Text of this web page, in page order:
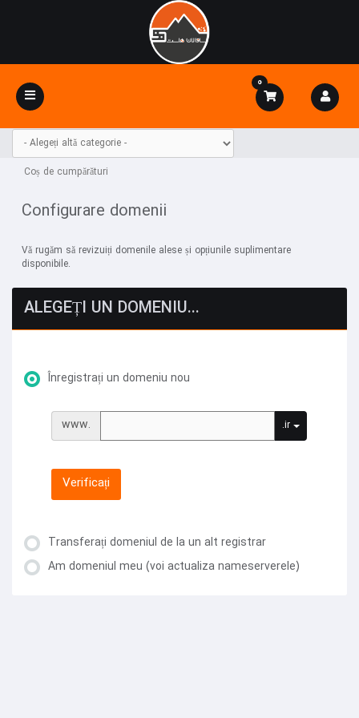
Navigare
Toggle
0
Coș de cumpărături
Configurare domenii
Vă rugăm să revizuiți domenile alese și opțiunile suplimentare
disponibile.
ALEGEȚI UN DOMENIU...
Înregistrați un domeniu nou
www. .ir
Verificați
Transferați domeniul de la un alt registrar
Am domeniul meu (voi actualiza nameserverele)